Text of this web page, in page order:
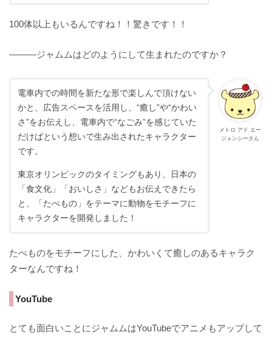
100体以上もいるんですね！！驚きです！！
———ジャムムはどのようにして生まれたのですか？
メトロ アド エー
ジェンシーさん
電車内での時間を新たな形で楽しんで頂けない
かと、広告スペースを活用し、“癒し”や“かわい
さ”をお伝えし、電車内で“なごみ”を感じていた
だけばという想いで生み出されたキャラクター
です。
東京オリンピックのタイミングもあり、日本の
「食文化」「おいしさ」などもお伝えできたら
と、「たべもの」をテーマに動物をモチーフに
キャラクターを開発しました！
たべものをモチーフにした、かわいくて癒しのあるキャラク
ターなんですね！
YouTube
とても面白いことにジャムムはYouTubeでアニメもアップして